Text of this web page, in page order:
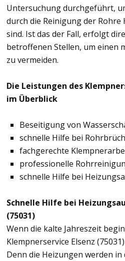
Untersuchung durchgeführt,
durch die Reinigung der
sind. Ist das der Fall, erfolgt
betroffenen Stellen, um einen
zu vermeiden.
Die Leistungen des
im Überblick
Beseitigung von
schnelle Hilfe bei
fachgerechte
professionelle
schnelle Hilfe bei
Schnelle Hilfe bei
(75031)
Wenn die kalte Jahreszeit
Klempnerservice Elsenz
Denn die Heizungen werden